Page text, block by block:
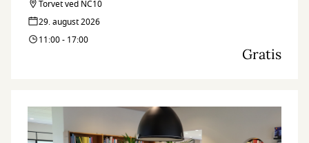
Torvet ved NC10
29. august 2026
11:00 - 17:00
Gratis